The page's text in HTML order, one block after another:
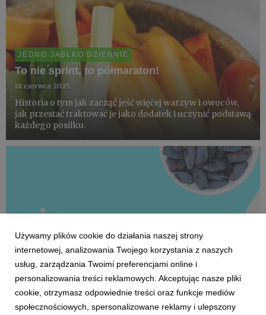
JEDNO JABŁKO DZIENNIE
To nie sprint, to półmaraton!
18 czerwca 2025
Historia o tym jak zacząć jeść więcej warzyw i owoców,
jak przestać traktować je jako dodatek i uczynić podstawą
każdego posiłku.
JEDNO JABŁKO DZIENNIE
Używamy plików cookie do działania naszej strony
internetowej, analizowania Twojego korzystania z naszych
usług, zarządzania Twoimi preferencjami online i
personalizowania treści reklamowych. Akceptując nasze pliki
cookie, otrzymasz odpowiednie treści oraz funkcje mediów
społecznościowych, spersonalizowane reklamy i ulepszony